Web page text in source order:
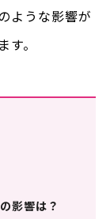
ような影響が
。
影響は？